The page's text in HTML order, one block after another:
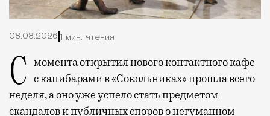
08.08.2026 1 мин. чтения
С момента открытия нового контактного кафе с капибарами в «Сокольниках» прошла всего
неделя, а оно уже успело стать предметом
скандалов и публичных споров о негуманном